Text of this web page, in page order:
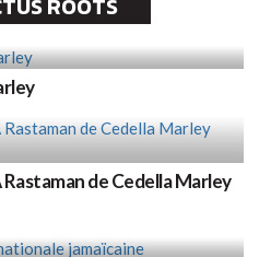
ROOTS
de Cedella Marley